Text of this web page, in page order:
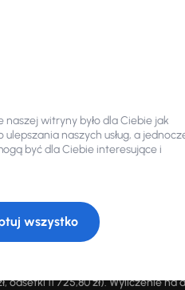
Sp. z o.o. („AAA AUTO”).
w prezentowanej cenie. Zniżka
jest zmienna i
promocjami ani
AUTO zastrzega sobie prawo
art. 66 § 1 oraz art. 556 Kodeksu
sp. z o.o. Promocja polega na
marki Opel Insignia rocznik 2019,
umowy: 60 miesięcy.
11 725,80 zł). Wyliczenie
witryny było dla Ciebie jak
naszych usług, a
być dla Ciebie interesujące i
wszystko